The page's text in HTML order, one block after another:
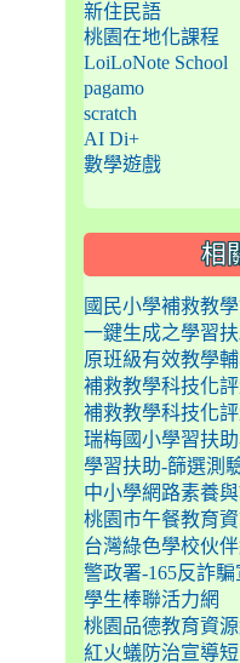
新住民語
桃園在地化課程
LoiLoNote School
pagamo
scratch
AI Di+
數學遊戲
相
國民小學補救教
一鍵生成之學習
原班級有效教學
補救教學科技化
補救教學科技化
瑞梅國小學習扶
學習扶助-篩選測
中小學網路素養
桃園市午餐教育
台灣綠色學校伙
警政署-165反詐騙
學生棒聯活力網
桃園品德教育資源
紅火蟻防治宣導短